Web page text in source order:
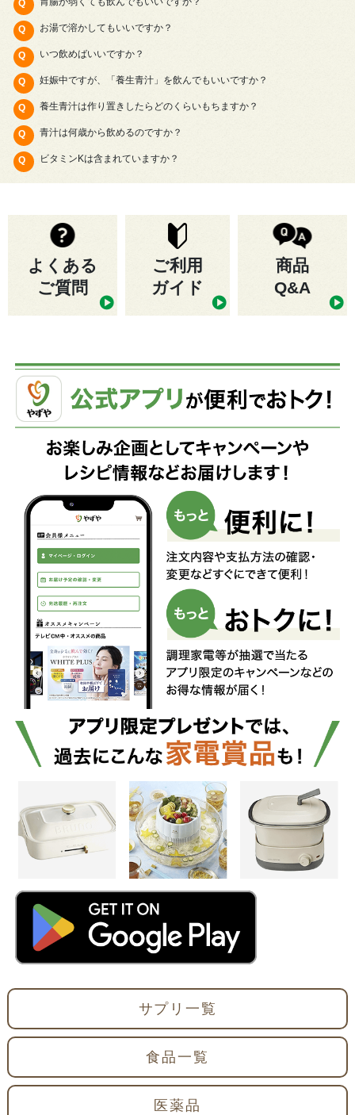
お湯で溶かしてもいいですか？
いつ飲めばいいですか？
妊娠中ですが、「養生青汁」を飲んでもいいですか？
養生青汁は作り置きしたらどのくらいもちますか？
青汁は何歳から飲めるのですか？
ビタミンKは含まれていますか？
よくある
ご質問
ご利用
ガイド
商品
Q&A
サプリ一覧
食品一覧
医薬品